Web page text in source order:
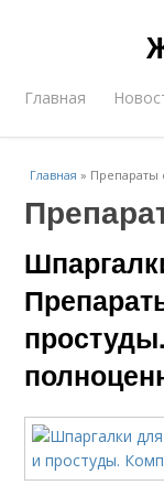
Главная
Главная » Препараты